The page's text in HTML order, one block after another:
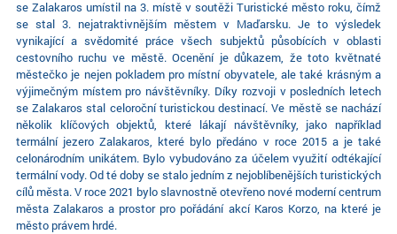
se Zalakaros umístil na 3. místě v soutěži Turistické město roku, čímž
se stal 3. nejatraktivnějším městem v Maďarsku. Je to výsledek
vynikající a svědomité práce všech subjektů působících v oblasti
cestovního ruchu ve městě. Ocenění je důkazem, že toto květnaté
městečko je nejen pokladem pro místní obyvatele, ale také krásným a
výjimečným místem pro návštěvníky. Díky rozvoji v posledních letech
se Zalakaros stal celoroční turistickou destinací. Ve městě se nachází
několik klíčových objektů, které lákají návštěvníky, jako například
termální jezero Zalakaros, které bylo předáno v roce 2015 a je také
celonárodním unikátem. Bylo vybudováno za účelem využití odtékající
termální vody. Od té doby se stalo jedním z nejoblíbenějších turistických
cílů města. V roce 2021 bylo slavnostně otevřeno nové moderní centrum
města Zalakaros a prostor pro pořádání akcí Karos Korzo, na které je
město právem hrdé.